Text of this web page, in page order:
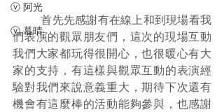
ⓥ 阿光
ⓥ 慕晴
	首先先感謝有在線上和到現場看我
們表演的觀眾朋友們，這次的現場互動
我們大家都玩得很開心，也很暖心有大
家的支持，有這樣與觀眾互動的表演經
驗對我們來說意義重大，期待下次還有
機會有這麼棒的活動能夠參與，也感謝